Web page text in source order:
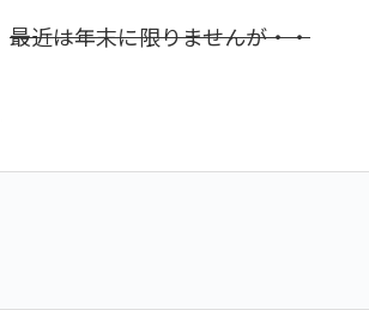
最近は年末に限りませんが・・